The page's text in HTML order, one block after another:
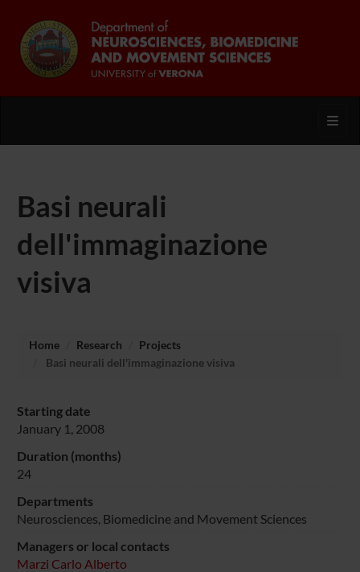
Basi neurali
dell'immaginazione
visiva
Home Research
Projects
Basi neurali dell'immaginazione visiva
Starting date
January 1, 2008
Duration (months)
24
Departments
Neurosciences, Biomedicine and Movement Sciences
Managers or local contacts
Marzi Carlo Alberto